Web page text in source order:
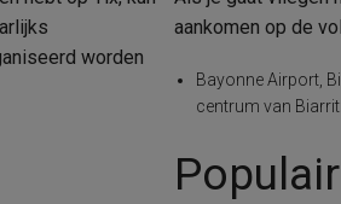
worden
aankomen op de
Bayonne Airport,
centrum van